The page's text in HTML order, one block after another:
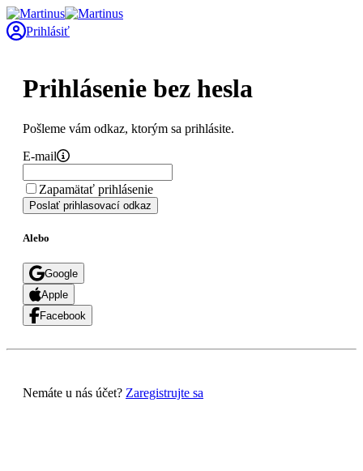
Prihlásiť
Prihlásenie bez hesla
Pošleme vám odkaz, ktorým sa prihlásite.
E-mail
Zapamätať prihlásenie
Poslať prihlasovací odkaz
Alebo
Google
Apple
Facebook
Nemáte u nás účet? Zaregistrujte sa